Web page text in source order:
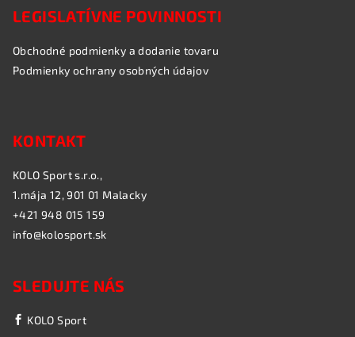
LEGISLATÍVNE POVINNOSTI
Obchodné podmienky a dodanie tovaru
Podmienky ochrany osobných údajov
KONTAKT
KOLO Sport s.r.o.,
1.mája 12, 901 01 Malacky
+421 948 015 159
info@kolosport.sk
SLEDUJTE NÁS
KOLO Sport